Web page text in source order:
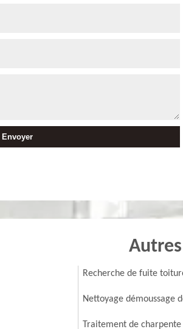
Recherche de fuite
Nettoyage démoussage
Traitement de charpente